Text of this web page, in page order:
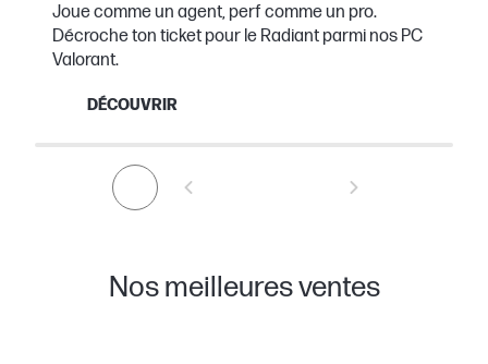
Joue comme un agent, perf comme un pro.
Décroche ton ticket pour le Radiant parmi nos PC
Valorant.
DÉCOUVRIR
Nos meilleures ventes